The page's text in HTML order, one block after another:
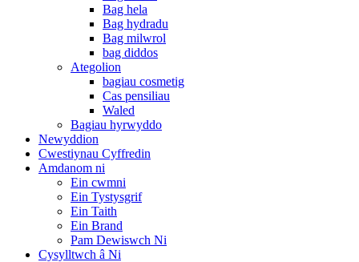
Bag hela
Bag hydradu
Bag milwrol
bag diddos
Ategolion
bagiau cosmetig
Cas pensiliau
Waled
Bagiau hyrwyddo
Newyddion
Cwestiynau Cyffredin
Amdanom ni
Ein cwmni
Ein Tystysgrif
Ein Taith
Ein Brand
Pam Dewiswch Ni
Cysylltwch â Ni